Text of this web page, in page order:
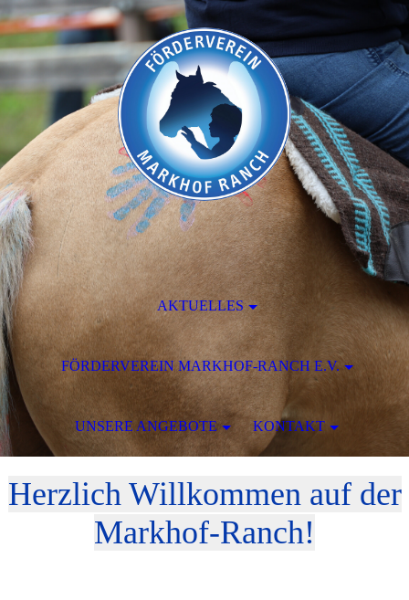
Herzlich Willkommen auf der
Markhof-Ranch!
AKTUELLES
FÖRDERVEREIN MARKHOF-RANCH E.V.
UNSERE ANGEBOTE KONTAKT